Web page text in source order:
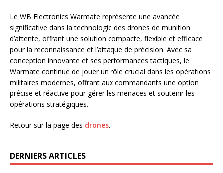
Le WB Electronics Warmate représente une avancée
significative dans la technologie des drones de munition
d’attente, offrant une solution compacte, flexible et efficace
pour la reconnaissance et l’attaque de précision. Avec sa
conception innovante et ses performances tactiques, le
Warmate continue de jouer un rôle crucial dans les opérations
militaires modernes, offrant aux commandants une option
précise et réactive pour gérer les menaces et soutenir les
opérations stratégiques.
Retour sur la page des drones.
DERNIERS ARTICLES